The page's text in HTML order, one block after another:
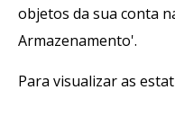
objetos da sua conta
Armazenamento'.
Para visualizar as